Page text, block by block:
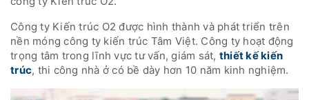
Công ty Kiến trúc O2 được hình thành và phát triển trên
nền móng công ty kiến trúc Tâm Việt. Công ty hoạt động
trọng tâm trong lĩnh vực tư vấn, giám sát, thiết kế kiến
trúc, thi công nhà ở có bề dày hơn 10 năm kinh nghiệm.